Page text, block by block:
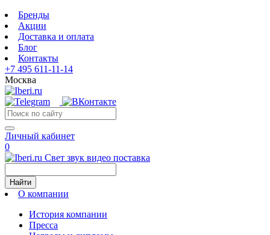
Бренды
Акции
Доставка и оплата
Блог
Контакты
+7 495 611-11-14
Москва
Личный кабинет
0
Свет звук видео поставка
Найти
О компании
История компании
Пресса